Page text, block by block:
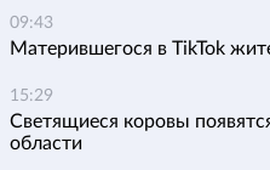
09:43
Матерившегося в TikTok
15:29
Светящиеся коровы
области